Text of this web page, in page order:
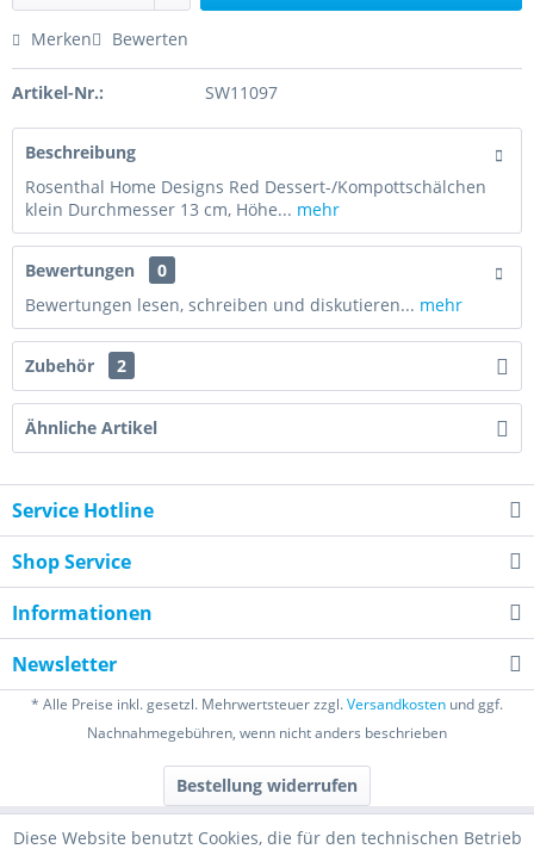
Merken Bewerten
Artikel-Nr.: SW11097
Beschreibung
Rosenthal Home Designs Red Dessert-/Kompottschälchen
klein Durchmesser 13 cm, Höhe... mehr
Bewertungen
0
Bewertungen lesen, schreiben und diskutieren... mehr
Zubehör 2
Ähnliche Artikel
Service Hotline
Shop Service
Informationen
Newsletter
* Alle Preise inkl. gesetzl. Mehrwertsteuer zzgl.Versandkosten und ggf.
Nachnahmegebühren, wenn nicht anders beschrieben
Bestellung widerrufen
Diese Website benutzt Cookies, die für den technischen Betrieb